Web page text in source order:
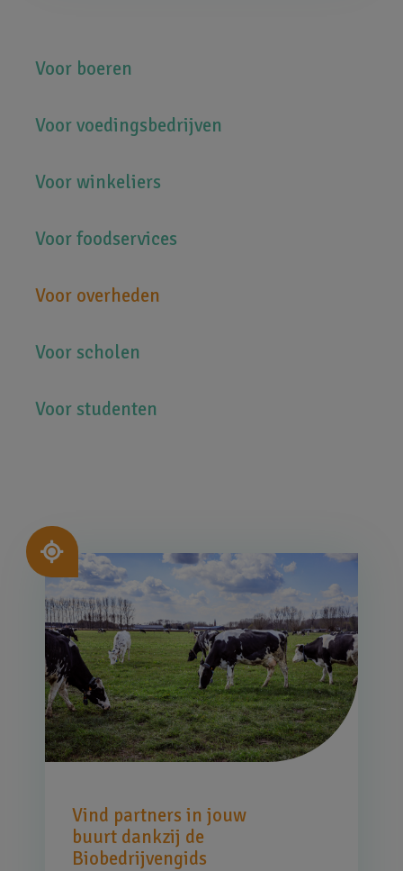
Hoofdnavigatie
Voor boeren
Voor voedingsbedrijven
Voor winkeliers
Voor foodservices
Voor overheden
Voor scholen
Voor studenten
Afbeelding
Vind partners in jouw
buurt dankzij de
Biobedrijvengids